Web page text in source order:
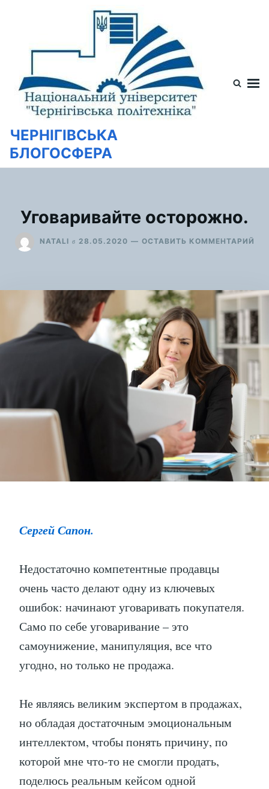
содержимому
ЧЕРНІГІВСЬКА
БЛОГОСФЕРА
Уговаривайте осторожно.
NATALI в 28.05.2020 ОСТАВИТЬ КОММЕНТАРИЙ
Сергей Сапон.
Недостаточно компетентные продавцы
очень часто делают одну из ключевых
ошибок: начинают уговаривать покупателя.
Само по себе уговаривание – это
самоунижение, манипуляция, все что
угодно, но только не продажа.
Не являясь великим экспертом в продажах,
но обладая достаточным эмоциональным
интеллектом, чтобы понять причину, по
которой мне что-то не смогли продать,
поделюсь реальным кейсом одной